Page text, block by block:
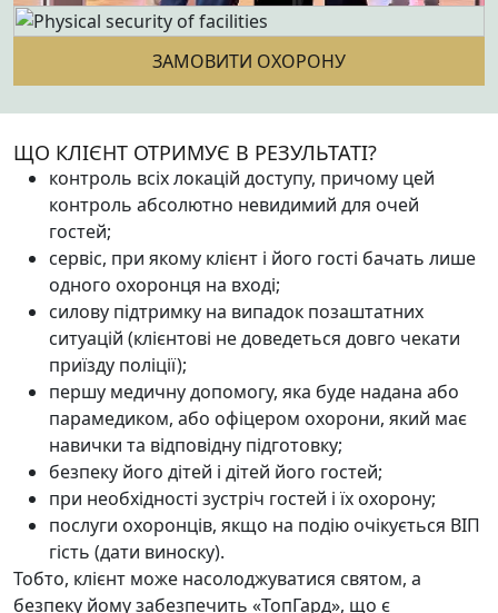
ЗАМОВИТИ ОХОРОНУ
ЩО КЛІЄНТ ОТРИМУЄ В РЕЗУЛЬТАТІ?
контроль всіх локацій доступу, причому цей
контроль абсолютно невидимий для очей
гостей;
сервіс, при якому клієнт і його гості бачать лише
одного охоронця на вході;
силову підтримку на випадок позаштатних
ситуацій (клієнтові не доведеться довго чекати
приїзду поліції);
першу медичну допомогу, яка буде надана або
парамедиком, або офіцером охорони, який має
навички та відповідну підготовку;
безпеку його дітей і дітей його гостей;
при необхідності зустріч гостей і їх охорону;
послуги охоронців, якщо на подію очікується ВІП
гість (дати виноску).
Тобто, клієнт може насолоджуватися святом, а
безпеку йому забезпечить «ТопГард», що є